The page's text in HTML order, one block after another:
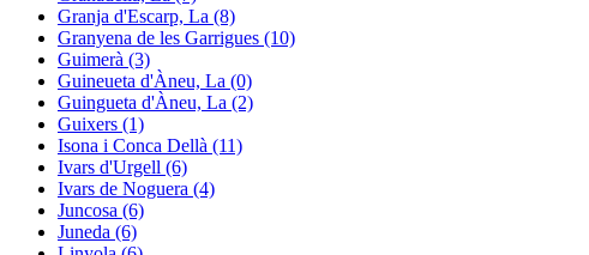
Granja d'Escarp, La (8)
Granyena de les Garrigues (10)
Guimerà (3)
Guineueta d'Àneu, La (0)
Guingueta d'Àneu, La (2)
Guixers (1)
Isona i Conca Dellà (11)
Ivars d'Urgell (6)
Ivars de Noguera (4)
Juncosa (6)
Juneda (6)